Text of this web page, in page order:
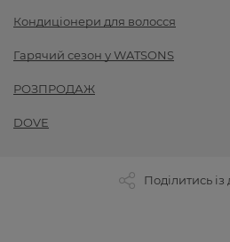
Кондиціонери для волосся
Гарячий сезон у WATSONS
РОЗПРОДАЖ
DOVE
Поділитись